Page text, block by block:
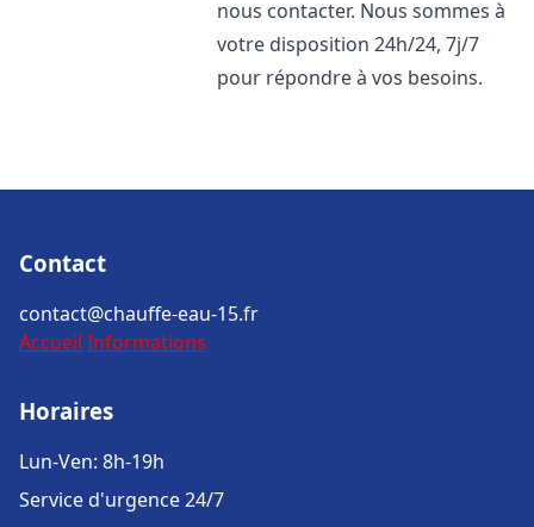
nous contacter. Nous sommes à
votre disposition 24h/24, 7j/7
pour répondre à vos besoins.
Contact
contact@chauffe-eau-15.fr
Accueil Informations
Horaires
Lun-Ven: 8h-19h
Service d'urgence 24/7